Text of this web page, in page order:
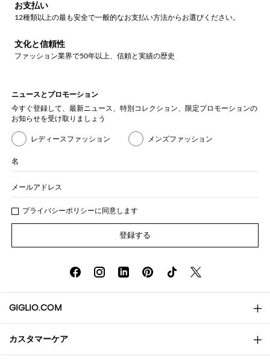
お支払い
12種類以上の最も安全で一般的なお支払い方法からお選びください。
文化と信頼性
ファッション業界で50年以上、信頼と実績の歴史
ニュースとプロモーション
今すぐ登録して、最新ニュース、特別コレクション、限定プロモーションの
お知らせを受け取りましょう
レディースファッション メンズファッション
名
メールアドレス
プライバシーポリシーに同意します
登録する
GIGLIO.COM
会社概要
カスタマーケア